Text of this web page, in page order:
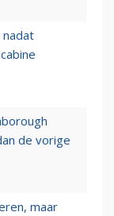
nadat
de vorige
maar